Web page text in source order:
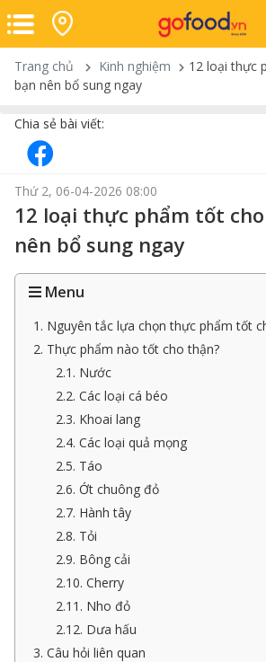
Trang chủ Kinh nghiệm
12 loại thực
bạn nên bổ sung ngay
Chia sẻ bài viết:
Thứ 2, 06-04-2026 08:00
12 loại thực phẩm tốt
nên bổ sung ngay
Menu
1. Nguyên tắc lựa chọn thực phẩm tốt
2. Thực phẩm nào tốt cho thận?
2.1. Nước
2.2. Các loại cá béo
2.3. Khoai lang
2.4. Các loại quả mọng
2.5. Táo
2.6. Ớt chuông đỏ
2.7. Hành tây
2.8. Tỏi
2.9. Bông cải
2.10. Cherry
2.11. Nho đỏ
2.12. Dưa hấu
3. Câu hỏi liên quan